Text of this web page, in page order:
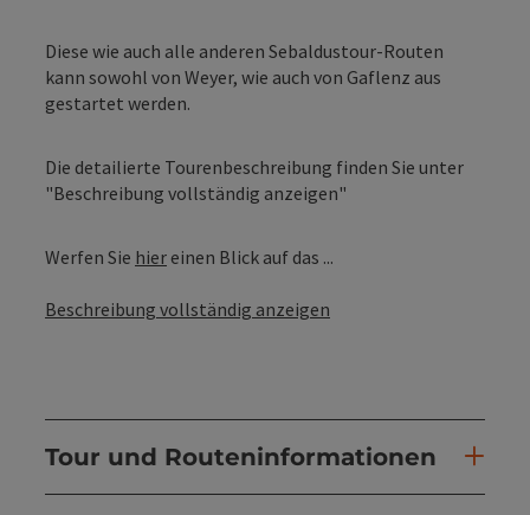
Diese wie auch alle anderen Sebaldustour-Routen
kann sowohl von Weyer, wie auch von Gaflenz aus
gestartet werden.
Die detailierte Tourenbeschreibung finden Sie unter
"Beschreibung vollständig anzeigen"
Werfen Sie hier einen Blick auf das ...
Beschreibung vollständig anzeigen
Tour und Routeninformationen